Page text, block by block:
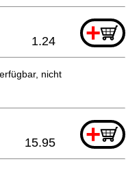
+
1.24
nicht bestellbar
+
15.95